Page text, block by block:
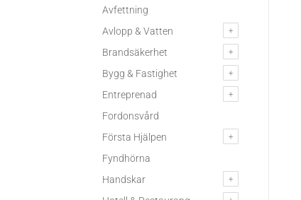
Avfettning
Avlopp & Vatten
Brandsäkerhet
Bygg & Fastighet
Entreprenad
Fordonsvård
Första Hjälpen
Fyndhörna
Handskar